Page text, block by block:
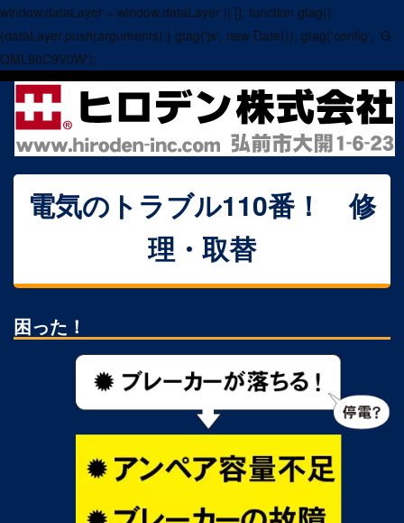
window.dataLayer = window.dataLayer || []; function gtag()
{dataLayer.push(arguments);} gtag('js', new Date()); gtag('config', 'G-
QML90C9V0W');
電気のトラブル110番！ 修
理・取替
困った！